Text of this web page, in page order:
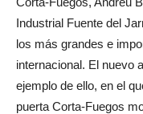
Industrial Fuente del
los más grandes e
internacional. El nuevo
ejemplo de ello, en el
puerta Corta-Fuegos